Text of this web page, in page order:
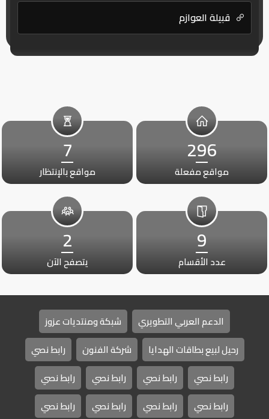
قبيلة العوازم
296
مواقع مفعلة
7
مواقع بالإنتظار
9
عدد الأقسام
2
يتصفح الآن
الدعم العربي التطويري
شبكة ومنتديات عزوز
رحيل لبيع بطاقات الهدايا
شركة الفنون
رابط نصي
رابط نصي
رابط نصي رابط نصي
رابط نصي
رابط نصي
رابط نصي رابط نصي رابط نصي